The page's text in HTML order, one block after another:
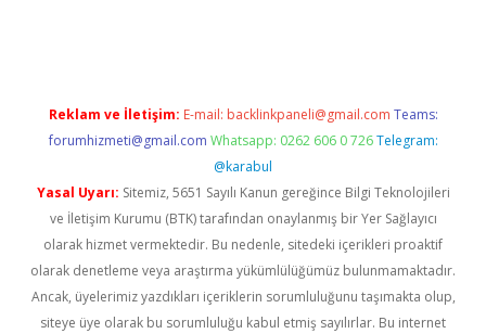
Reklam ve İletişim: E-mail: backlinkpaneli@gmail.com Teams:
forumhizmeti@gmail.com Whatsapp: 0262 606 0 726 Telegram:
@karabul
Yasal Uyarı: Sitemiz, 5651 Sayılı Kanun gereğince Bilgi Teknolojileri
ve İletişim Kurumu (BTK) tarafından onaylanmış bir Yer Sağlayıcı
olarak hizmet vermektedir. Bu nedenle, sitedeki içerikleri proaktif
olarak denetleme veya araştırma yükümlülüğümüz bulunmamaktadır.
Ancak, üyelerimiz yazdıkları içeriklerin sorumluluğunu taşımakta olup,
siteye üye olarak bu sorumluluğu kabul etmiş sayılırlar. Bu internet